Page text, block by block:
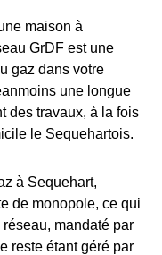
maison à
GrDF est une
gaz dans votre
une longue
des travaux, à la fois
le Sequehartois.
à Sequehart,
de monopole, ce qui
mandaté par
reste étant géré par